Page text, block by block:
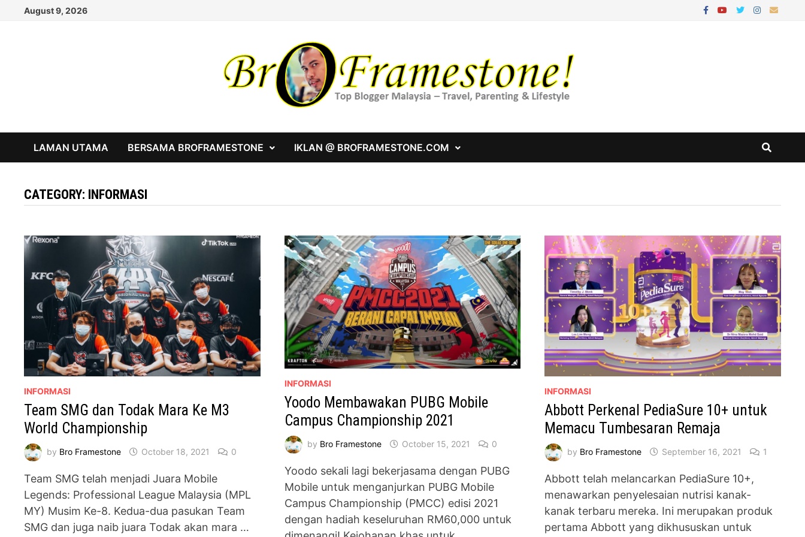
August 9, 2026
LAMAN UTAMA BERSAMA BROFRAMESTONE IKLAN @ BROFRAMESTONE.COM
CATEGORY: INFORMASI
INFORMASI
Team SMG dan Todak Mara Ke M3
World Championship
by Bro Framestone October 18, 2021 0
Team SMG telah menjadi Juara Mobile
Legends: Professional League Malaysia (MPL
MY) Musim Ke-8. Kedua-dua pasukan Team
SMG dan juga naib juara Todak akan mara …
INFORMASI
Yoodo Membawakan PUBG Mobile
Campus Championship 2021
by Bro Framestone October 15, 2021 0
Yoodo sekali lagi bekerjasama dengan PUBG
Mobile untuk menganjurkan PUBG Mobile
Campus Championship (PMCC) edisi 2021
dengan hadiah keseluruhan RM60,000 untuk
INFORMASI
Abbott Perkenal PediaSure 10+ untuk
Memacu Tumbesaran Remaja
by Bro Framestone September 16, 2021 1
Abbott telah melancarkan PediaSure 10+,
menawarkan penyelesaian nutrisi kanak-
kanak terbaru mereka. Ini merupakan produk
pertama Abbott yang dikhususkan untuk